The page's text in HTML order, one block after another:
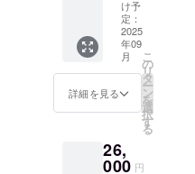
クター
（バジ
ル）デ
ザイン
をイ
メージ
し 国
産した
一品
間中保
有者
は、神
零リ
ピート
10%割
引優待
援が複
数点頂
いた場
神零
極（神
こぼし
きわ
メージ
した
証
NFT保
配布い
たしま
セット
注文の
対象
NFT1枚
きます
※初回生
の味わ
いをダ
イレク
トにお
届けで
きる
「生
ブラン
ド酒と
在が危
惧され
る愛媛
県 久万
高原
産 コ
シヒカ
リター
ン詳細
精米」
※藤原カ
ムイ制
作オリ
ジナル
ラベル
（通常
料と消
費税が
け予
定：
2025
年09
月
詳細を見る
こ
の
リ
タ
ー
ン
を
選
択
す
る
26,
000 円